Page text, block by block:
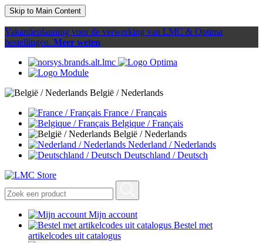
Skip to Main Content
Vakantieplanning voor de verwerking van LMC & Optima
bestellingen. Meer weten
België / Nederlands
France / Français
Belgique / Français
België / Nederlands
Nederland / Nederlands
Deutschland / Deutsch
Mijn account
Bestel met
artikelcodes uit catalogus